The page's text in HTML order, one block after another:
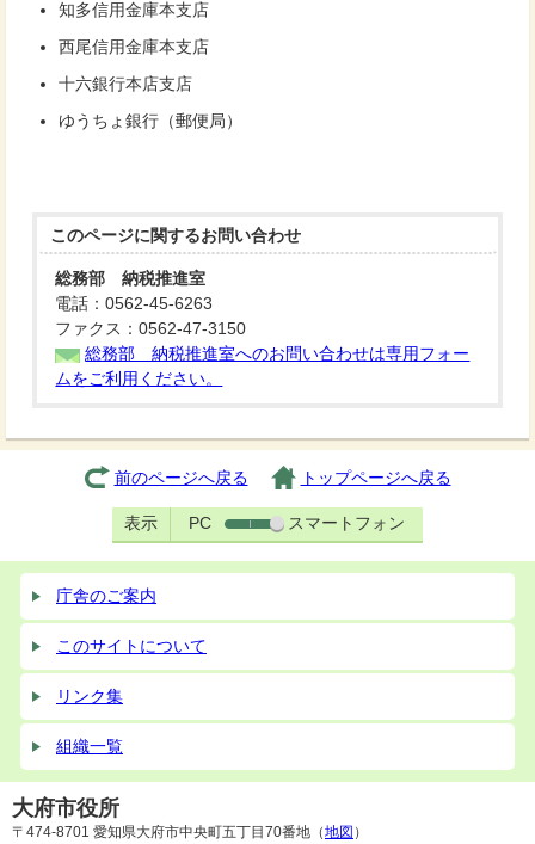
知多信用金庫本支店
西尾信用金庫本支店
十六銀行本店支店
ゆうちょ銀行（郵便局）
このページに関するお問い合わせ
総務部 納税推進室
電話：0562-45-6263
ファクス：0562-47-3150
総務部 納税推進室へのお問い合わせは専用フォー
ムをご利用ください。
前のページへ戻る トップページへ戻る
表示 PC スマートフォン
庁舎のご案内
このサイトについて
リンク集
組織一覧
大府市役所
〒474-8701 愛知県大府市中央町五丁目70番地（地図 ）